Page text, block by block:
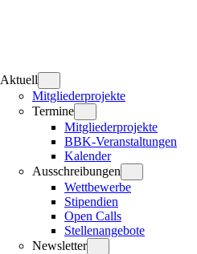
Aktuell
Mitgliederprojekte
Termine
Mitgliederprojekte
BBK-Veranstaltungen
Kalender
Ausschreibungen
Wettbewerbe
Stipendien
Open Calls
Stellenangebote
Newsletter